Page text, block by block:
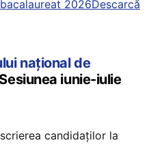
2026Descarcă
național de
iunie-iulie
candidaților la